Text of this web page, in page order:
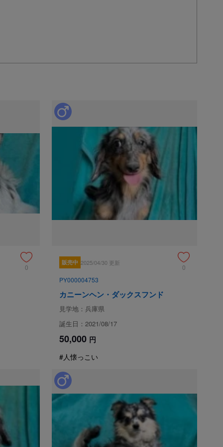
年6月1日より改正された動物愛護管理法第21条の4に
場所を事業所に限定する
た上、お迎えいただきますよう、お願いいたします。
0
販売中 2025/04/30 更新
0
PY000004753
カニーンヘン・ダックスフンド
見学地：兵庫県
誕生日：2021/08/17
50,000 円
#人懐っこい